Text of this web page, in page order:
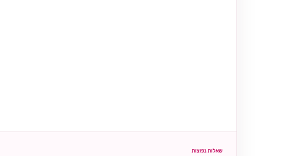
שאלות נפוצות